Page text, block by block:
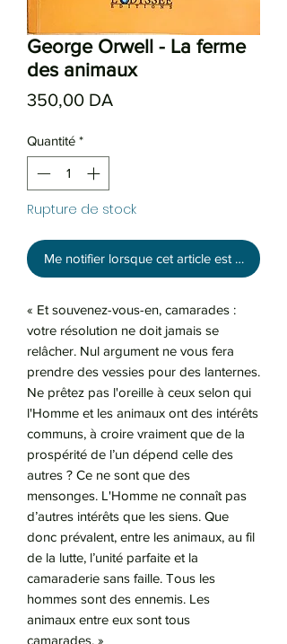
George Orwell - La ferme
des animaux
350,00 DA
Quantité *
Rupture de stock
Me notifier lorsque cet article est disponible
« Et souvenez-vous-en, camarades :
votre résolution ne doit jamais se
relâcher. Nul argument ne vous fera
prendre des vessies pour des lanternes.
Ne prêtez pas l'oreille à ceux selon qui
l'Homme et les animaux ont des intérêts
communs, à croire vraiment que de la
prospérité de l’un dépend celle des
autres ? Ce ne sont que des
mensonges. L'Homme ne connaît pas
d’autres intérêts que les siens. Que
donc prévalent, entre les animaux, au fil
de la lutte, l’unité parfaite et la
camaraderie sans faille. Tous les
hommes sont des ennemis. Les
animaux entre eux sont tous
camarades. »